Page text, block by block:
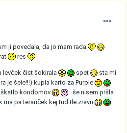
ji povedala, da jo mam rada
res
levček čist šokirala spet
sta mi
je šele!!!) kupla karto za Purple
škatlo kondomov
še nisem pršla
ma pa teranček kej tud tle zravn